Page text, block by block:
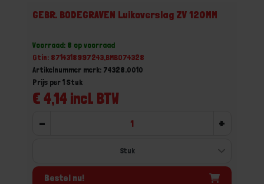
GEBR. BODEGRAVEN Luikoverslag ZV 120MM
Voorraad: 8 op voorraad
Gtin: 8714318997243,BMBO74328
Artikelnummer merk: 74328.0010
€ 4,14 incl. BTW
Prijs per 1 Stuk
- +
Bestel nu!